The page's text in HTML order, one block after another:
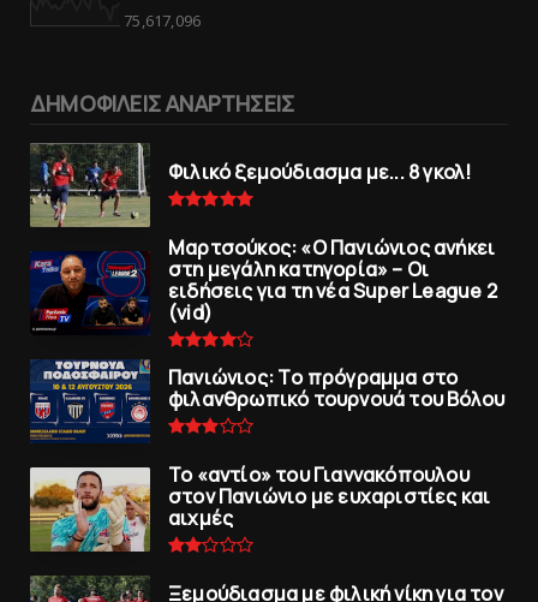
75,617,096
ΔΗΜΟΦΙΛΕΙΣ ΑΝΑΡΤΗΣΕΙΣ
Φιλικό ξεμούδιασμα με... 8 γκολ!
Μαρτσούκος: «Ο Πανιώνιος ανήκει
στη μεγάλη κατηγορία» – Οι
ειδήσεις για τη νέα Super League 2
(vid)
Πανιώνιoς: Tο πρόγραμμα στο
φιλανθρωπικό τουρνουά του Bόλου
To «αντίο» του Γιαννακόπουλου
στον Πανιώνιο με ευχαριστίες και
αιχμές
Ξεμούδιασμα με φιλική νίκη για τoν